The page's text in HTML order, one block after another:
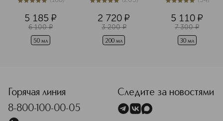
типа кожи
5из 5188
5 185 ¤
6 100 ¤
50 мл
комбинированной
5из 5203
2 720 ¤
3 200 ¤
200 мл
активного
5из 554
5 110 ¤
7 300 ¤
30 мл
Горячая линия
8-800-100-00-05
Следите за новостями